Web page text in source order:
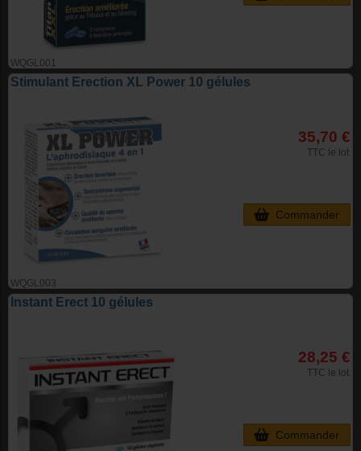
WQGL001
Stimulant Erection XL Power 10 gélules
WQGL003
35,70 €
TTC le lot
Commander
Instant Erect 10 gélules
28,25 €
TTC le lot
Commander